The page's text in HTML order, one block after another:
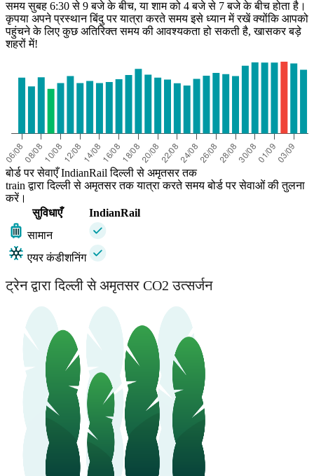
समय सुबह 6:30 से 9 बजे के बीच, या शाम को 4 बजे से 7 बजे के बीच होता है।
कृपया अपने प्रस्थान बिंदु पर यात्रा करते समय इसे ध्यान में रखें क्योंकि आपको
पहुंचने के लिए कुछ अतिरिक्त समय की आवश्यकता हो सकती है, खासकर बड़े
शहरों में!
बोर्ड पर सेवाएँ IndianRail दिल्ली से अमृतसर तक
train द्वारा दिल्ली से अमृतसर तक यात्रा करते समय बोर्ड पर सेवाओं की तुलना
करें।
सुविधाएँ
IndianRail
सामान
एयर कंडीशनिंग
ट्रेन द्वारा दिल्ली से अमृतसर CO2 उत्सर्जन